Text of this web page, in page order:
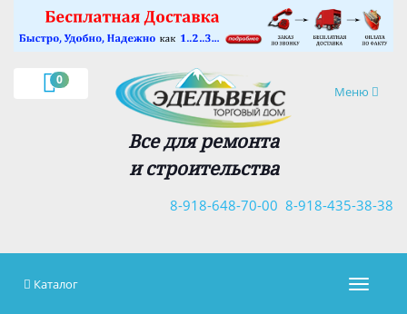
0
Навигация
Меню
Все для ремонта
и строительства
8-918-435-38-38
8-918-648-70-00
×
Каталог